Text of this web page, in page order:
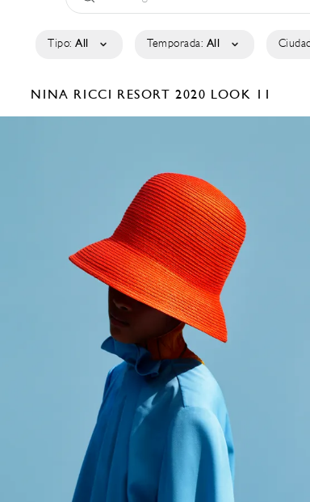
Tipo: All Temporada: All
NINA RICCI RESORT 2020 LOOK 11